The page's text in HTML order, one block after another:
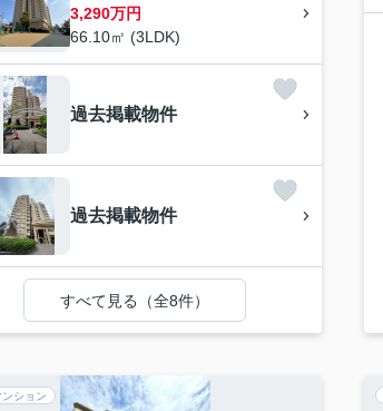
3,290万円
66.10㎡ (3LDK)
過去掲載物件
過去掲載物件
すべて見る（全8件）
ション